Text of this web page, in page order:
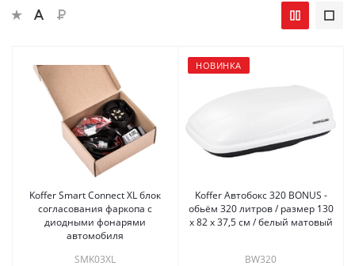
Koffer Smart Connect XL блок
согласования фаркопа с
диодными фонарями
автомобиля
SMK03XL
НОВИНКА
Koffer Автобокс 320 BONUS -
обьём 320 литров / размер 130
x 82 x 37,5 см / белый матовый
BW320